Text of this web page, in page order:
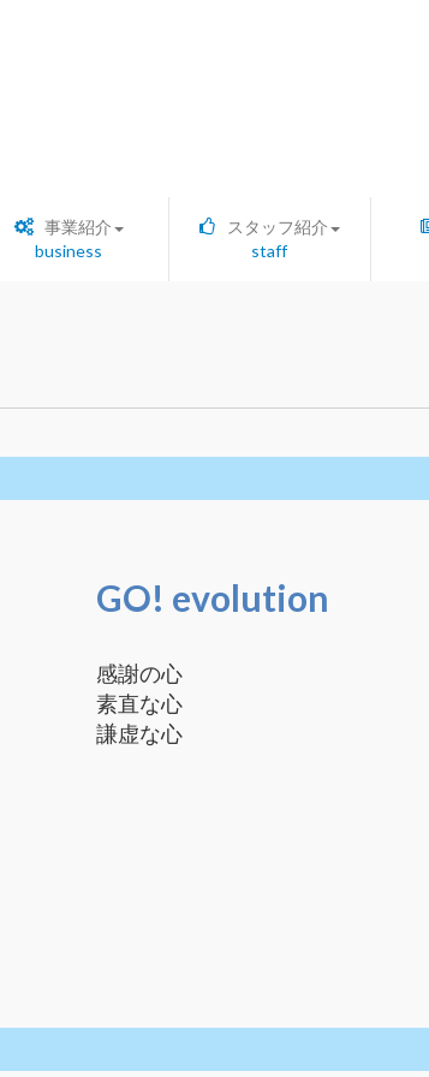
事業紹介
business
スタッフ紹介
staff
GO! evolution
感謝の心
素直な心
謙虚な心